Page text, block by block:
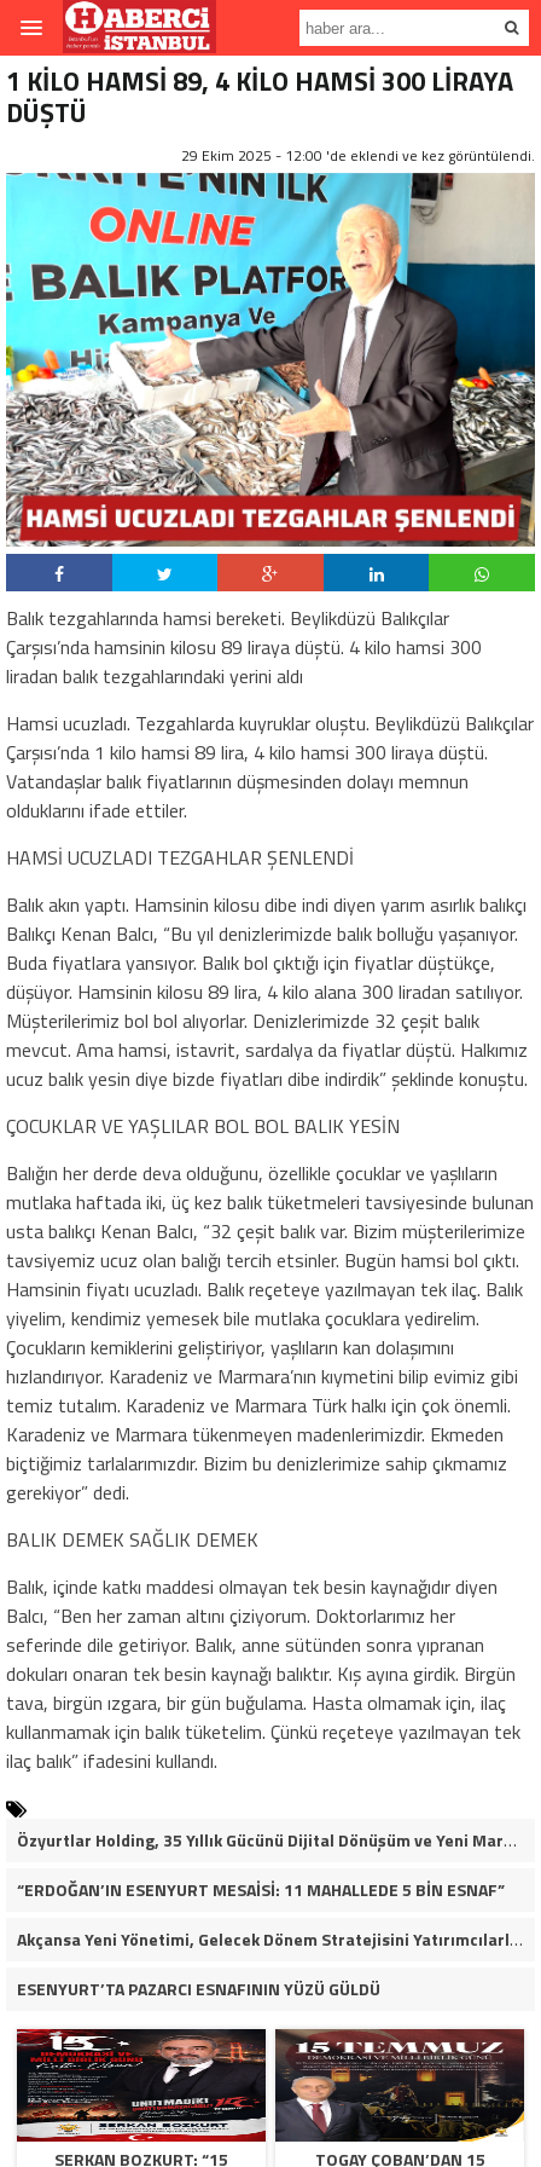
1 KİLO HAMSİ 89, 4 KİLO HAMSİ 300 LİRAYA
DÜŞTÜ
29 Ekim 2025 - 12:00 'de eklendi ve kez görüntülendi.
Balık tezgahlarında hamsi bereketi. Beylikdüzü Balıkçılar
Çarşısı’nda hamsinin kilosu 89 liraya düştü. 4 kilo hamsi 300
liradan balık tezgahlarındaki yerini aldı
Hamsi ucuzladı. Tezgahlarda kuyruklar oluştu. Beylikdüzü Balıkçılar
Çarşısı’nda 1 kilo hamsi 89 lira, 4 kilo hamsi 300 liraya düştü.
Vatandaşlar balık fiyatlarının düşmesinden dolayı memnun
olduklarını ifade ettiler.
HAMSİ UCUZLADI TEZGAHLAR ŞENLENDİ
Balık akın yaptı. Hamsinin kilosu dibe indi diyen yarım asırlık balıkçı
Balıkçı Kenan Balcı, “Bu yıl denizlerimizde balık bolluğu yaşanıyor.
Buda fiyatlara yansıyor. Balık bol çıktığı için fiyatlar düştükçe,
düşüyor. Hamsinin kilosu 89 lira, 4 kilo alana 300 liradan satılıyor.
Müşterilerimiz bol bol alıyorlar. Denizlerimizde 32 çeşit balık
mevcut. Ama hamsi, istavrit, sardalya da fiyatlar düştü. Halkımız
ucuz balık yesin diye bizde fiyatları dibe indirdik” şeklinde konuştu.
ÇOCUKLAR VE YAŞLILAR BOL BOL BALIK YESİN
Balığın her derde deva olduğunu, özellikle çocuklar ve yaşlıların
mutlaka haftada iki, üç kez balık tüketmeleri tavsiyesinde bulunan
usta balıkçı Kenan Balcı, “32 çeşit balık var. Bizim müşterilerimize
tavsiyemiz ucuz olan balığı tercih etsinler. Bugün hamsi bol çıktı.
Hamsinin fiyatı ucuzladı. Balık reçeteye yazılmayan tek ilaç. Balık
yiyelim, kendimiz yemesek bile mutlaka çocuklara yedirelim.
Çocukların kemiklerini geliştiriyor, yaşlıların kan dolaşımını
hızlandırıyor. Karadeniz ve Marmara’nın kıymetini bilip evimiz gibi
temiz tutalım. Karadeniz ve Marmara Türk halkı için çok önemli.
Karadeniz ve Marmara tükenmeyen madenlerimizdir. Ekmeden
biçtiğimiz tarlalarımızdır. Bizim bu denizlerimize sahip çıkmamız
gerekiyor” dedi.
BALIK DEMEK SAĞLIK DEMEK
Balık, içinde katkı maddesi olmayan tek besin kaynağıdır diyen
Balcı, “Ben her zaman altını çiziyorum. Doktorlarımız her
seferinde dile getiriyor. Balık, anne sütünden sonra yıpranan
dokuları onaran tek besin kaynağı balıktır. Kış ayına girdik. Birgün
tava, birgün ızgara, bir gün buğulama. Hasta olmamak için, ilaç
kullanmamak için balık tüketelim. Çünkü reçeteye yazılmayan tek
ilaç balık” ifadesini kullandı.
Özyurtlar Holding, 35 Yıllık Gücünü Dijital Dönüşüm ve Yeni Marka Stratejisiyle Geleceğe Taşıyor
“ERDOĞAN’IN ESENYURT MESAİSİ: 11 MAHALLEDE 5 BİN ESNAF”
Akçansa Yeni Yönetimi, Gelecek Dönem Stratejisini Yatırımcılarla Paylaştı
ESENYURT’TA PAZARCI ESNAFININ YÜZÜ GÜLDÜ
SERKAN BOZKURT: “15 TOGAY ÇOBAN’DAN 15